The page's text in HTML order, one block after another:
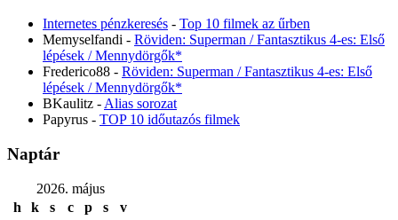
Internetes pénzkeresés - Top 10 filmek az űrben
Memyselfandi - Röviden: Superman / Fantasztikus 4-es: Első
lépések / Mennydörgők*
Frederico88 - Röviden: Superman / Fantasztikus 4-es: Első
lépések / Mennydörgők*
BKaulitz - Alias sorozat
Papyrus - TOP 10 időutazós filmek
Naptár
2026. május
h
k s c p s
v